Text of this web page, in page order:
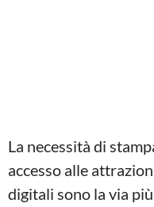
La necessità di
accesso alle
digitali sono la via